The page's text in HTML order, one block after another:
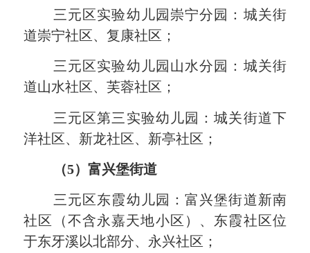
三元区实验幼儿园崇宁分园 ： 城关街
道崇宁社区、复康社区；
三元区实验幼儿园山水分园 ： 城关街
道山水社区、芙蓉社区；
三元区第三实验幼儿园 ：城关街道下
洋社区、新龙社区、新亭社区 ；
（5）富兴堡街道
三元区东霞幼儿园 ：富兴堡街道新南
社区
（不含永嘉天地小区 ）、 东霞社区位
于东牙溪以北部分、永兴社区 ；